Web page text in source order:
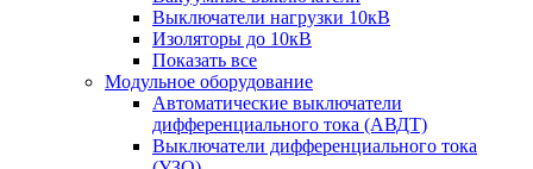
Выключатели нагрузки 10кВ
Изоляторы до 10кВ
Показать все
Модульное оборудование
Автоматические выключатели
дифференциального тока (АВДТ)
Выключатели дифференциального тока